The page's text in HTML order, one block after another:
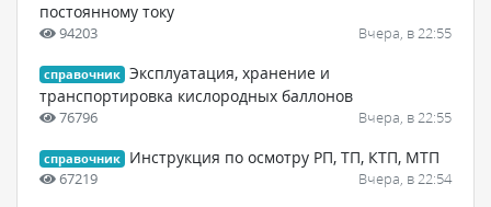
постоянному току
94203 Вчера, в 22:55
справочник Эксплуатация, хранение и
транспортировка кислородных баллонов
76796 Вчера, в 22:55
справочник Инструкция по осмотру РП, ТП, КТП, МТП
67219 Вчера, в 22:54